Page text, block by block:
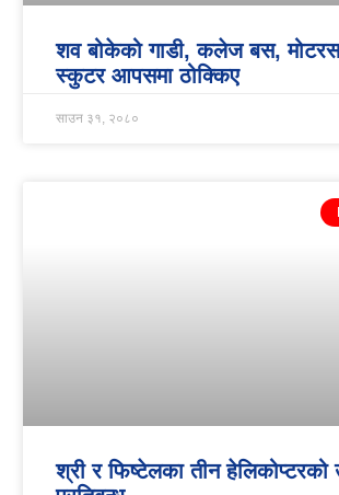
शव बोकेको गाडी, कलेज बस,
स्कुटर आपसमा ठोक्किए
साउन ३१, २०८०
श्री र फिष्टेलका तीन हेलिकोप्टरको